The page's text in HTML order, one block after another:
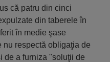
că patru din cinci
din taberele în
în medie şase
respectă obligaţia de
de a furniza "soluţii de